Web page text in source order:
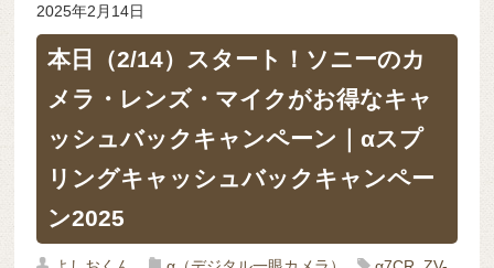
2025年2月14日
本日（2/14）スタート！ソニーのカ
メラ・レンズ・マイクがお得なキャ
ッシュバックキャンペーン｜αスプ
リングキャッシュバックキャンペー
ン2025